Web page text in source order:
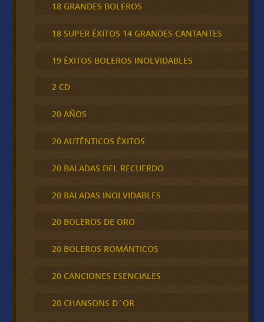
18 GRANDES BOLEROS
18 SUPER ÉXITOS 14 GRANDES CANTANTES
19 ÉXITOS BOLEROS INOLVIDABLES
2 CD
20 AÑOS
20 AUTÉNTICOS ÉXITOS
20 BALADAS DEL RECUERDO
20 BALADAS INOLVIDABLES
20 BOLEROS DE ORO
20 BOLEROS ROMÁNTICOS
20 CANCIONES ESENCIALES
20 CHANSONS D´OR